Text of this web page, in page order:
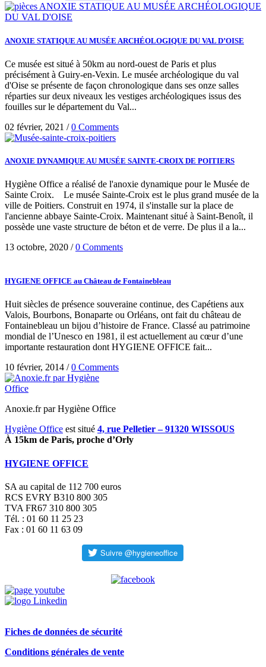
ANOXIE STATIQUE AU MUSÉE ARCHÉOLOGIQUE DU VAL D’OISE
Ce musée est situé à 50km au nord-ouest de Paris et plus
précisément à Guiry-en-Vexin. Le musée archéologique du val
d'Oise se présente de façon chronologique dans ses onze salles
réparties sur deux niveaux les vestiges archéologiques issus des
fouilles sur le département du Val...
02 février, 2021 /0 Comments
ANOXIE DYNAMIQUE AU MUSÉE SAINTE-CROIX DE POITIERS
Hygiène Office a réalisé de l'anoxie dynamique pour le Musée de
Sainte Croix. Le musée Sainte-Croix est le plus grand musée de la
ville de Poitiers. Construit en 1974, il s'installe sur la place de
l'ancienne abbaye Sainte-Croix. Maintenant situé à Saint-Benoît, il
possède une vaste structure de béton et de verre. De plus il a la...
13 octobre, 2020 /0 Comments
HYGIENE OFFICE au Château de Fontainebleau
Huit siècles de présence souveraine continue, des Capétiens aux
Valois, Bourbons, Bonaparte ou Orléans, ont fait du château de
Fontainebleau un bijou d’histoire de France. Classé au patrimoine
mondial de l’Unesco en 1981, il est actuellement au cœur d’une
importante restauration dont HYGIENE OFFICE fait...
10 février, 2014 /0 Comments
Anoxie.fr par Hygiène Office
Hygiène Office est situé 4, rue Pelletier – 91320 WISSOUS
À 15km de Paris, proche d’Orly
HYGIENE OFFICE
SA au capital de 112 700 euros
RCS EVRY B310 800 305
TVA FR67 310 800 305
Tél. : 01 60 11 25 23
Fax : 01 60 11 63 09
Fiches de données de sécurité
Conditions générales de vente